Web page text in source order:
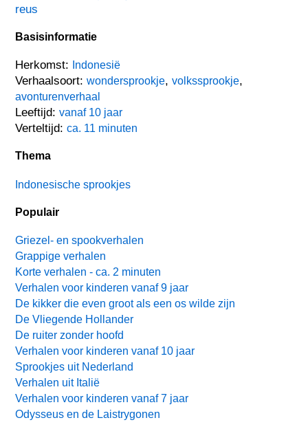
reus
Basisinformatie
Herkomst: Indonesië
Verhaalsoort:wondersprookje,volkssprookje,
avonturenverhaal
Leeftijd:vanaf 10 jaar
Verteltijd:ca. 11 minuten
Thema
Indonesische sprookjes
Populair
Griezel- en spookverhalen
Grappige verhalen
Korte verhalen - ca. 2 minuten
Verhalen voor kinderen vanaf 9 jaar
De kikker die even groot als een os wilde zijn
De Vliegende Hollander
De ruiter zonder hoofd
Verhalen voor kinderen vanaf 10 jaar
Sprookjes uit Nederland
Verhalen uit Italië
Verhalen voor kinderen vanaf 7 jaar
Odysseus en de Laistrygonen